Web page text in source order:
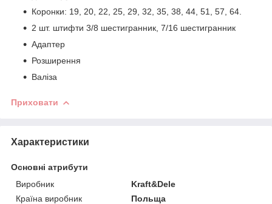
Коронки: 19, 20, 22, 25, 29, 32, 35, 38, 44, 51, 57, 64.
2 шт. штифти 3/8 шестигранник, 7/16 шестигранник
Адаптер
Розширення
Валіза
Приховати
Характеристики
Основні атрибути
Виробник
Kraft&Dele
Країна виробник
Польща